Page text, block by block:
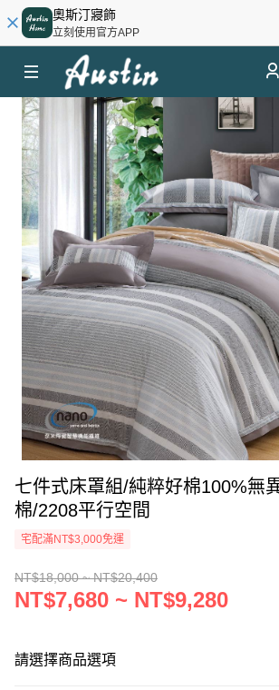
奧斯汀寢飾
立刻使用官方APP
七件式床罩組/純粹好棉100%無
棉/2208平行空間
宅配滿NT$3,000免運
NT$18,000 ~ NT$20,400
NT$7,680 ~ NT$9,280
請選擇商品選項